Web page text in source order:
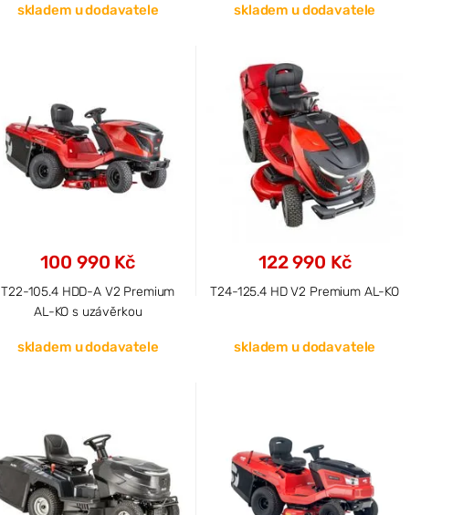
skladem u dodavatele skladem u dodavatele
100 990 Kč
T22-105.4 HDD-A V2 Premium
AL-KO s uzávěrkou
skladem u dodavatele
122 990 Kč
T24-125.4 HD V2 Premium AL-KO
skladem u dodavatele